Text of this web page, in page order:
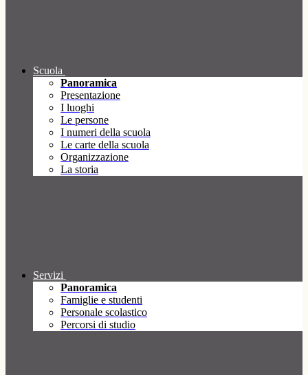
Scuola
Panoramica
Presentazione
I luoghi
Le persone
I numeri della scuola
Le carte della scuola
Organizzazione
La storia
Servizi
Panoramica
Famiglie e studenti
Personale scolastico
Percorsi di studio